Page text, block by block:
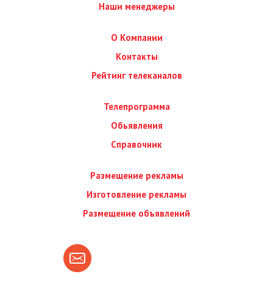
Наши менеджеры
О Компании
Контакты
Рейтинг телеканалов
Телепрограмма
Обьявления
Справочник
Размещение рекламы
Изготовление рекламы
Размещение объявлений